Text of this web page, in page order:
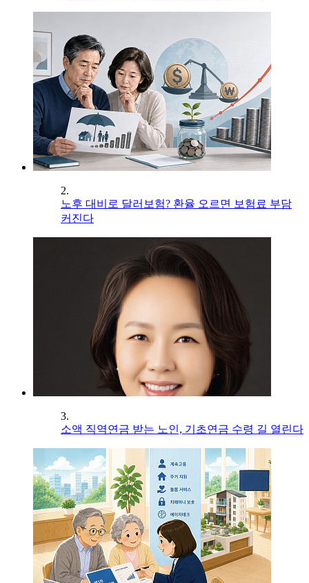
2.
노후 대비로 달러보험? 환율 오르면 보험료 부담
커진다
3.
소액 직역연금 받는 노인, 기초연금 수령 길 열린다